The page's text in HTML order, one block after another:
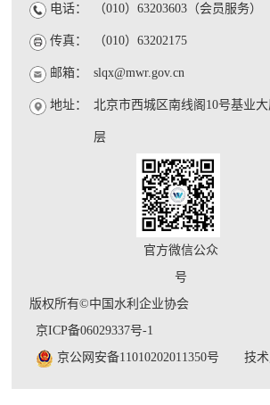
电话： （010）63203603（会员服务）
传真： （010）63202175
邮箱： slqx@mwr.gov.cn
地址： 北京市西城区南线阁10号基业
层
官方微信公众
号
版权所有©中国水利企业协会
京ICP备06029337号-1
京公网安备11010202011350号
技